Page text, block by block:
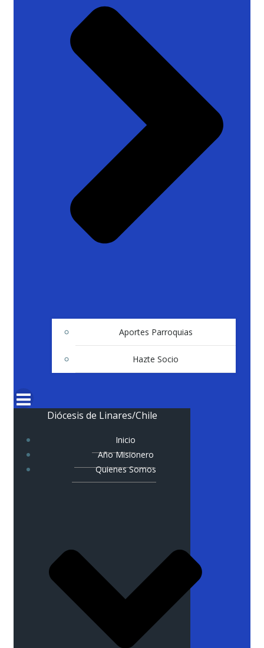
Aportes Parroquias
Hazte Socio
Diócesis de Linares/Chile
Inicio
Año Misionero
Quienes Somos